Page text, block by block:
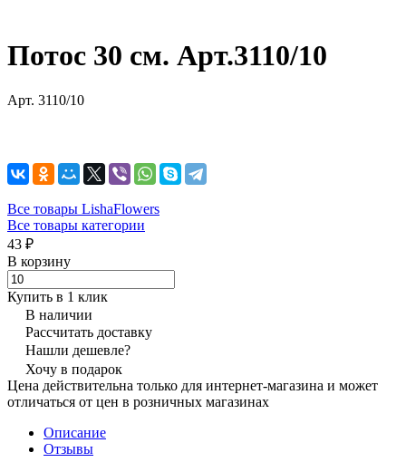
Потос 30 см. Арт.3110/10
Арт. 3110/10
Все товары LishaFlowers
Все товары категории
43 ₽
В корзину
Купить в 1 клик
В наличии
Рассчитать доставку
Нашли дешевле?
Хочу в подарок
Цена действительна только для интернет-магазина и может
отличаться от цен в розничных магазинах
Описание
Отзывы